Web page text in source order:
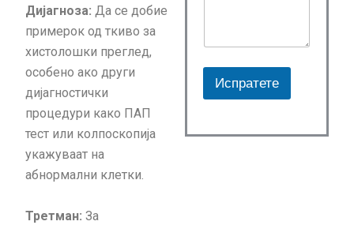
Дијагноза: Да се добие
примерок од ткиво за
хистолошки преглед,
особено ако други
дијагностички
процедури како ПАП
тест или колпоскопија
укажуваат на
абнормални клетки.
Третман: За
Испратете